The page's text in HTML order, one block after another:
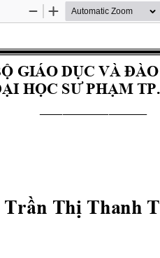
Zoom
Zoom
GIÁO DỤC VÀ
HỌC SƯ PHẠM
Trần Thị Thanh